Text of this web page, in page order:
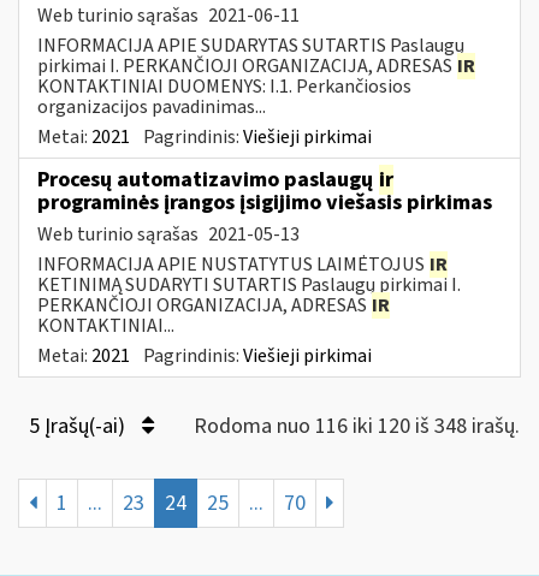
Web turinio sąrašas 2021-06-11
INFORMACIJA APIE SUDARYTAS SUTARTIS Paslaugų
pirkimai I. PERKANČIOJI ORGANIZACIJA, ADRESAS IR
KONTAKTINIAI DUOMENYS: I.1. Perkančiosios
organizacijos pavadinimas...
Metai: 2021 Pagrindinis:Viešieji pirkimai
Procesų automatizavimo paslaugų ir
programinės įrangos įsigijimo viešasis pirkimas
Web turinio sąrašas 2021-05-13
INFORMACIJA APIE NUSTATYTUS LAIMĖTOJUS IR
KETINIMĄ SUDARYTI SUTARTIS Paslaugų pirkimai I.
PERKANČIOJI ORGANIZACIJA, ADRESAS IR
KONTAKTINIAI...
Metai: 2021 Pagrindinis:Viešieji pirkimai
5 Įrašų(-ai) Rodoma nuo 116 iki 120 iš 348 irašų.
1 ... 23 24 25 ... 70